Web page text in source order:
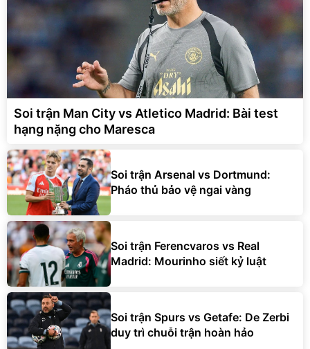
Soi trận Man City vs Atletico Madrid: Bài test
hạng nặng cho Maresca
Soi trận Arsenal vs Dortmund:
Pháo thủ bảo vệ ngai vàng
Soi trận Ferencvaros vs Real
Madrid: Mourinho siết kỷ luật
Soi trận Spurs vs Getafe: De Zerbi
duy trì chuỗi trận hoàn hảo